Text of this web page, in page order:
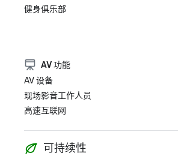
健身俱乐部
AV 功能
AV 设备
现场影音工作人员
高速互联网
可持续性